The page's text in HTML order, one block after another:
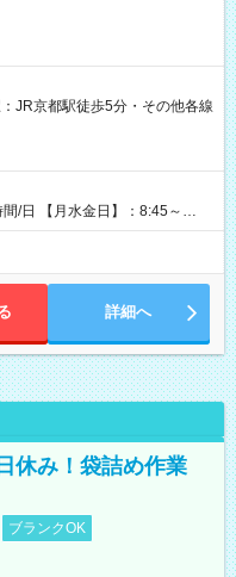
JR京都駅徒歩5分・その他各線
/日 【月水金日】：8:45～
詳細へ
休み！袋詰め作業
ブランクOK